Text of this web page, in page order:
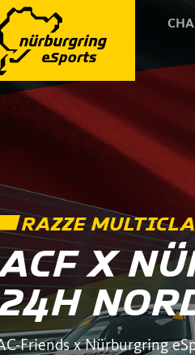
RAZZE
X
Friends x Nürburgring